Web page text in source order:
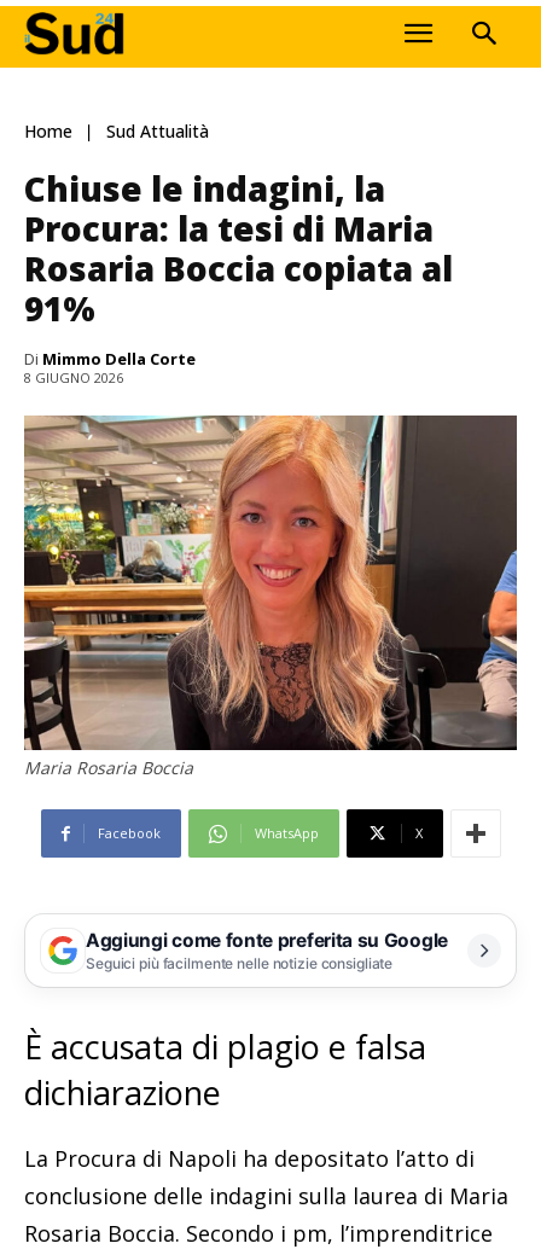
Home Sud Attualità
Chiuse le indagini, la
Procura: la tesi di Maria
Rosaria Boccia copiata al
91%
Di Mimmo Della Corte
8 GIUGNO 2026
Maria Rosaria Boccia
Facebook WhatsApp X
Aggiungi come fonte preferita su Google
Seguici più facilmente nelle notizie consigliate
È accusata di plagio e falsa
dichiarazione
La Procura di Napoli ha depositato l’atto di
conclusione delle indagini sulla laurea di Maria
Rosaria Boccia. Secondo i pm, l’imprenditrice